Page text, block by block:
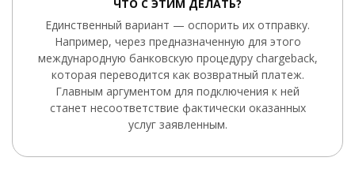
ЧТО С ЭТИМ ДЕЛАТЬ?
Единственный вариант — оспорить их отправку.
Например, через предназначенную для этого
международную банковскую процедуру chargeback,
которая переводится как возвратный платеж.
Главным аргументом для подключения к ней
станет несоответствие фактически оказанных
услуг заявленным.